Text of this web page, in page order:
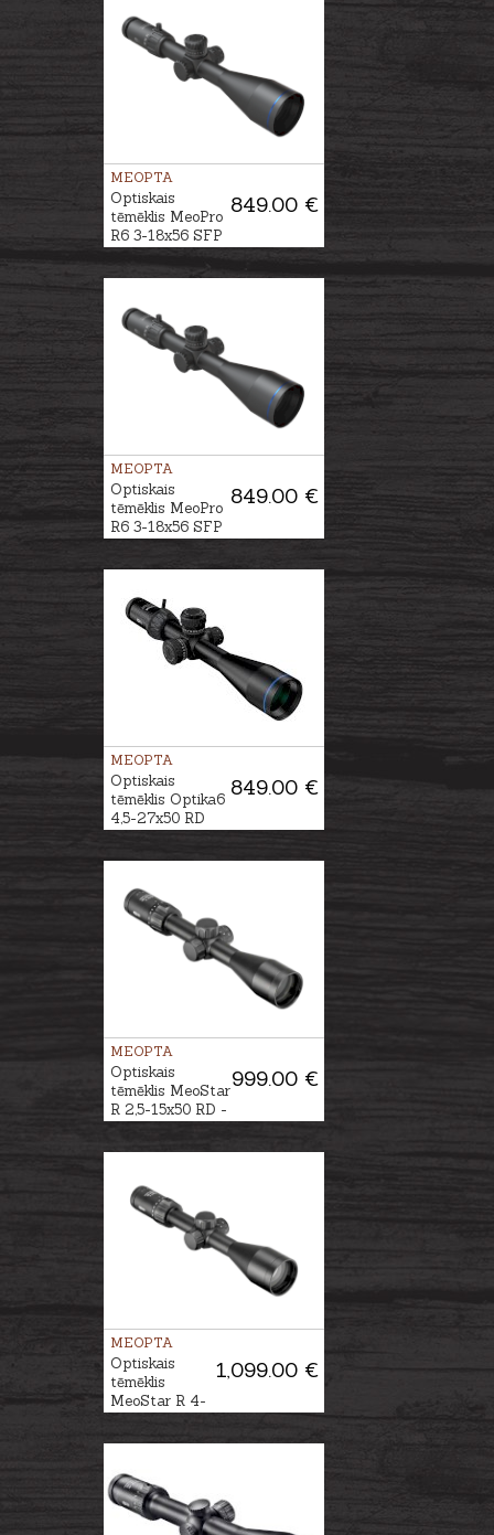
MEOPTA
849.00 €
Optiskais
tēmēklis MeoPro
R6 3-18x56 SFP
MEOPTA
849.00 €
Optiskais
tēmēklis MeoPro
R6 3-18x56 SFP
MEOPTA
849.00 €
Optiskais
tēmēklis Optika6
4,5-27x50 RD
MEOPTA
999.00 €
Optiskais
tēmēklis MeoStar
R 2,5-15x50 RD -
MEOPTA
1,099.00 €
Optiskais
tēmēklis
MeoStar R 4-